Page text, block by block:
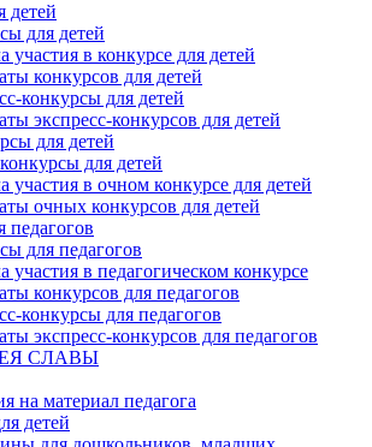
детей
для детей
участия в конкурсе для детей
конкурсов для детей
конкурсы для детей
экспресс-конкурсов для детей
для детей
для детей
участия в очном конкурсе для детей
очных конкурсов для детей
педагогов
для педагогов
участия в педагогическом конкурсе
конкурсов для педагогов
конкурсы для педагогов
экспресс-конкурсов для педагогов
СЛАВЫ
на материал педагога
детей